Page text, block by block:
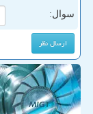
سوال: